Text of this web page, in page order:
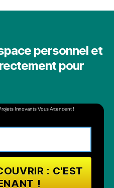
personnel et
pour
Innovants Vous Attendent !